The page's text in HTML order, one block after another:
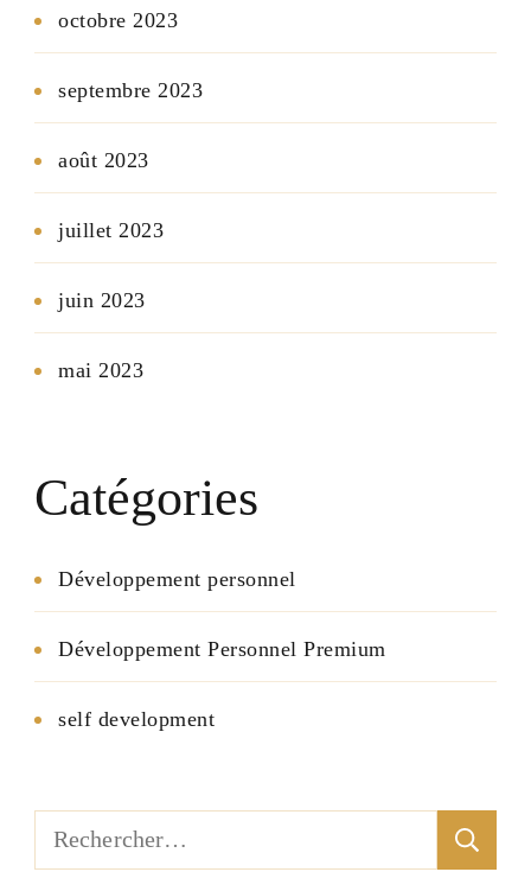
octobre 2023
septembre 2023
août 2023
juillet 2023
juin 2023
mai 2023
Catégories
Développement personnel
Développement Personnel Premium
self development
Rechercher :